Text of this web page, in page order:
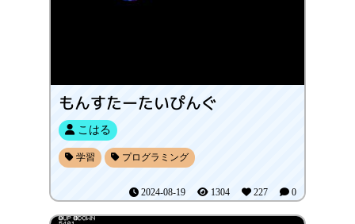
もんすたーたいぴんぐ
こはる
学習 プログラミング
2024-08-19 1304 227 0